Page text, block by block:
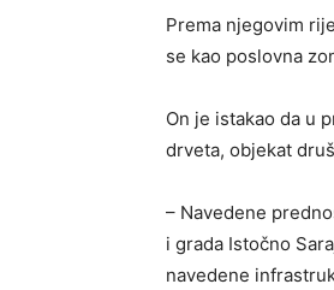
Prema njegovim
se kao poslovna
On je istakao da u
drveta, objekat
– Navedene
i grada Istočno
navedene